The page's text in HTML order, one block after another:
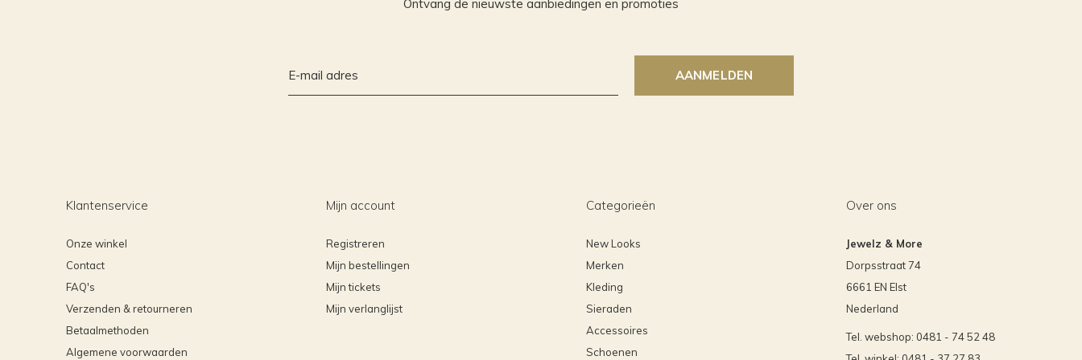
Ontvang de nieuwste aanbiedingen en promoties
AANMELDEN
Klantenservice
Onze winkel
Contact
FAQ's
Verzenden & retourneren
Betaalmethoden
Algemene voorwaarden
Mijn account
Registreren
Mijn bestellingen
Mijn tickets
Mijn verlanglijst
Categorieën
New Looks
Merken
Kleding
Sieraden
Accessoires
Schoenen
Over ons
Jewelz & More
Dorpsstraat 74
6661 EN Elst
Nederland
Tel. webshop: 0481 - 74 52 48